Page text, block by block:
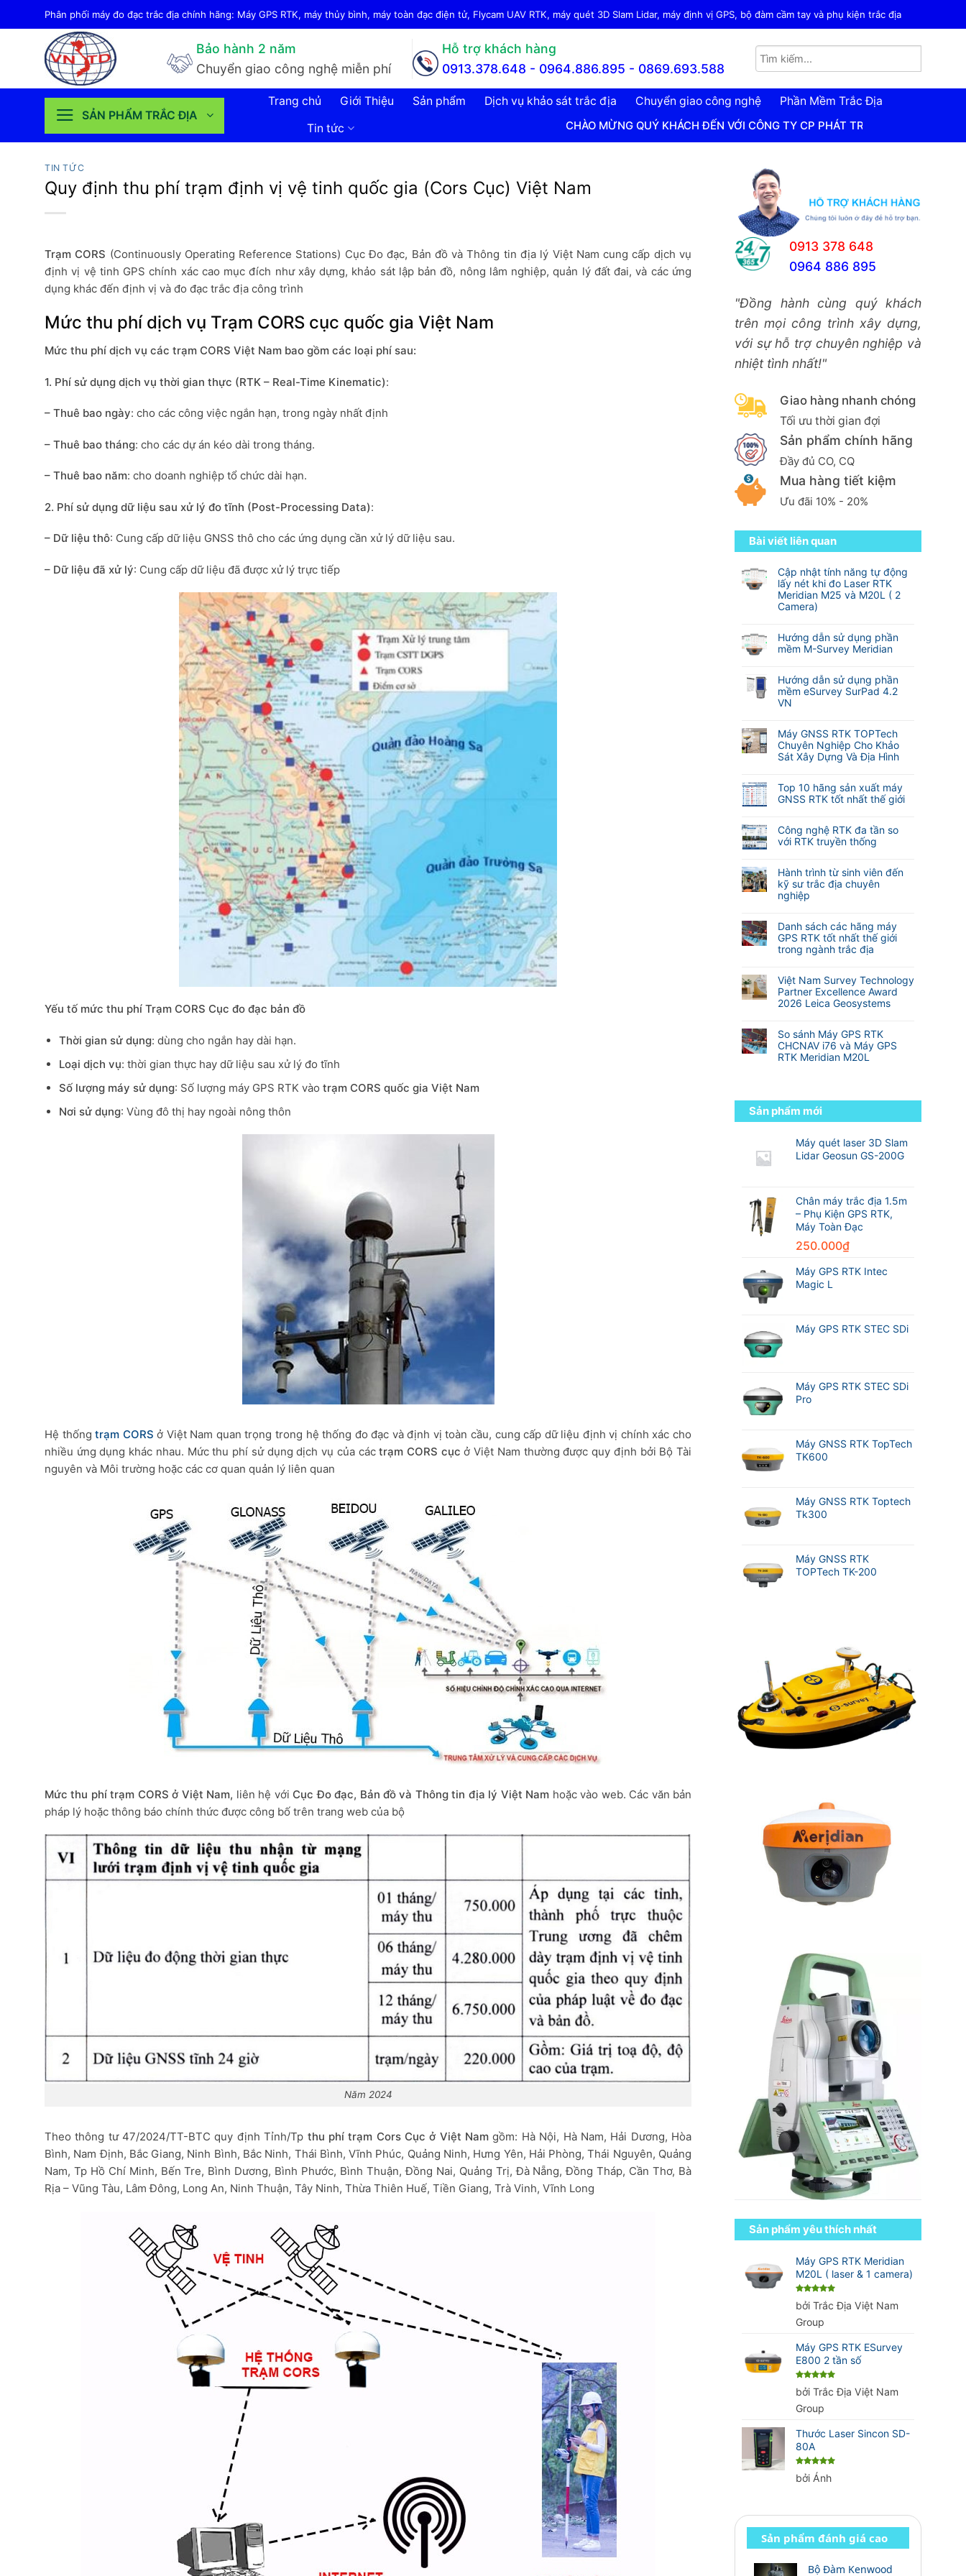
qua
Phân phối máy đo đạc trắc địa chính hãng: Máy GPS RTK, máy thủy bình, máy toàn đạc điện tử, Flycam UAV RTK, máy quét 3D Slam Lidar, máy định vị GPS, bộ đàm cầm tay và phụ kiện trắc địa
Bảo hành 2 năm
Chuyển giao công nghệ miễn phí
Hỗ trợ khách hàng
0913.378.648 - 0964.886.895 - 0869.693.588
SẢN PHẨM TRẮC ĐỊA
Trang chủ Giới Thiệu Sản phẩm Dịch vụ khảo sát trắc địa Chuyển giao công nghệ
Phần Mềm Trắc Địa
Tin tức
CHÀO MỪNG QUÝ KHÁCH ĐẾN VỚI CÔNG TY CP PHÁT TRIỂN CÔNG NGHỆ TRẮC ĐỊA
TIN TỨC
Quy định thu phí trạm định vị vệ tinh quốc gia (Cors Cục) Việt Nam
Trạm CORS (Continuously Operating Reference Stations) Cục Đo đạc, Bản đồ và Thông tin địa lý Việt Nam cung cấp dịch vụ
định vị vệ tinh GPS chính xác cao mục đích như xây dựng, khảo sát lập bản đồ, nông lâm nghiệp, quản lý đất đai, và các ứng
dụng khác đến định vị và đo đạc trắc địa công trình
Mức thu phí dịch vụ Trạm CORS cục quốc gia Việt Nam
Mức thu phí dịch vụ các trạm CORS Việt Nam bao gồm các loại phí sau:
1. Phí sử dụng dịch vụ thời gian thực (RTK – Real-Time Kinematic):
– Thuê bao ngày: cho các công việc ngắn hạn, trong ngày nhất định
– Thuê bao tháng: cho các dự án kéo dài trong tháng.
– Thuê bao năm: cho doanh nghiệp tổ chức dài hạn.
2. Phí sử dụng dữ liệu sau xử lý đo tĩnh (Post-Processing Data):
– Dữ liệu thô: Cung cấp dữ liệu GNSS thô cho các ứng dụng cần xử lý dữ liệu sau.
– Dữ liệu đã xử lý: Cung cấp dữ liệu đã được xử lý trực tiếp
Yếu tố mức thu phí Trạm CORS Cục đo đạc bản đồ
Thời gian sử dụng: dùng cho ngắn hay dài hạn.
Loại dịch vụ: thời gian thực hay dữ liệu sau xử lý đo tĩnh
Số lượng máy sử dụng: Số lượng máy GPS RTK vào trạm CORS quốc gia Việt Nam
Nơi sử dụng: Vùng đô thị hay ngoài nông thôn
Hệ thốngtrạm CORS ở Việt Nam quan trọng trong hệ thống đo đạc và định vị toàn cầu, cung cấp dữ liệu định vị chính xác cho
nhiều ứng dụng khác nhau. Mức thu phí sử dụng dịch vụ của cáctrạm CORS cục ở Việt Nam thường được quy định bởi Bộ Tài
nguyên và Môi trường hoặc các cơ quan quản lý liên quan
Mức thu phí trạm CORS ở Việt Nam, liên hệ với Cục Đo đạc, Bản đồ và Thông tin địa lý Việt Nam hoặc vào web. Các văn bản
pháp lý hoặc thông báo chính thức được công bố trên trang web của bộ
Năm 2024
Theo thông tư 47/2024/TT-BTC quy định Tỉnh/Tp thu phí trạm Cors Cục ở Việt Nam gồm: Hà Nội, Hà Nam, Hải Dương, Hòa
Bình, Nam Định, Bắc Giang, Ninh Bình, Bắc Ninh, Thái Bình, Vĩnh Phúc, Quảng Ninh, Hưng Yên, Hải Phòng, Thái Nguyên, Quảng
Nam, Tp Hồ Chí Minh, Bến Tre, Bình Dương, Bình Phước, Bình Thuận, Đồng Nai, Quảng Trị, Đà Nẵng, Đồng Tháp, Cần Thơ, Bà
Rịa – Vũng Tàu, Lâm Đông, Long An, Ninh Thuận, Tây Ninh, Thừa Thiên Huế, Tiền Giang, Trà Vinh, Vĩnh Long
0913 378 648
0964 886 895
"Đồng hành cùng quý khách
trên mọi công trình xây dựng,
với sự hỗ trợ chuyên nghiệp và
nhiệt tình nhất!"
Giao hàng nhanh chóng
Tối ưu thời gian đợi
Sản phẩm chính hãng
Đầy đủ CO, CQ
Mua hàng tiết kiệm
Ưu đãi 10% - 20%
Bài viết liên quan
Cập nhật tính năng tự động
lấy nét khi đo Laser RTK
Meridian M25 và M20L ( 2
Camera)
có
bình
luận
Cập
nhật
tính
động
lấy
nét
đo
Laser
RTK
M25
và
2
Camera)
Hướng dẫn sử dụng phần
mềm M-Survey Meridian
có
bình
luận
ở
dẫn
sử
dụng
M-
Survey
Hướng dẫn sử dụng phần
mềm eSurvey SurPad 4.2
VN
có
bình
luận
ở
dẫn
sử
mềm
eSurvey
4.2
VN
Máy GNSS RTK TOPTech
Chuyên Nghiệp Cho Khảo
Sát Xây Dựng Và Địa Hình
có
bình
luận
Máy
GNSS
Chuyên
Nghiệp
Cho
Sát
Xây
Dựng
Và
Hình
Top 10 hãng sản xuất máy
GNSS RTK tốt nhất thế giới
có
bình
luận
Top
10
hãng
sản
máy
GNSS
RTK
nhất
thế
giới
Công nghệ RTK đa tần so
với RTK truyền thống
có
bình
luận
ở
nghệ
RTK
đa
với
RTK
truyền
Hành trình từ sinh viên đến
kỹ sư trắc địa chuyên
nghiệp
có
bình
luận
ở
trình
từ
sinh
kỹ
sư
trắc
Danh sách các hãng máy
GPS RTK tốt nhất thế giới
trong ngành trắc địa
có
bình
luận
ở
sách
các
hãng
tốt
nhất
thế
trong
ngành
Việt Nam Survey Technology
Partner Excellence Award
2026 Leica Geosystems
có
bình
luận
ở
Survey
Technology
Partner
Award
2026
So sánh Máy GPS RTK
CHCNAV i76 và Máy GPS
RTK Meridian M20L
luận
ở
sánh
M20L
Sản phẩm mới
Máy quét laser 3D Slam
Lidar Geosun GS-200G
Chân máy trắc địa 1.5m
– Phụ Kiện GPS RTK,
Máy Toàn Đạc
250.000₫
Máy GPS RTK Intec
Magic L
Máy GPS RTK STEC SDi
Máy GPS RTK STEC SDi
Pro
Máy GNSS RTK TopTech
TK600
Máy GNSS RTK Toptech
Tk300
Máy GNSS RTK
TOPTech TK-200
Sản phẩm yêu thích nhất
Máy GPS RTK Meridian
M20L ( laser & 1 camera)
Được xếp
hạng55
bởi Trắc Địa Việt Nam
Group
Máy GPS RTK ESurvey
E800 2 tần số
Được xếp
hạng55
bởi Trắc Địa Việt Nam
Group
Thước Laser Sincon SD-
80A
Được xếp
hạng55
bởi Ánh
Sản phẩm đánh giá cao
Bộ Đàm Kenwood